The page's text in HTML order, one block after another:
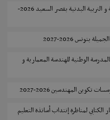
تسجيل طلبة المعهد العالي للرياضة و التربية البدنية بقصر السعيد 2026-
بتونس 2026-2027
الوطنية للهندسة المعمارية و
المهندسين 2026-2027
لمناظرة إنتداب أساتذة التعليم